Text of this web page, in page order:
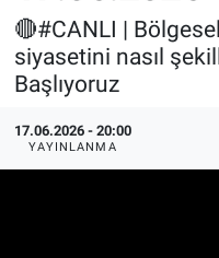
🔴#CANLI |
siyasetini nasıl
Başlıyoruz
17.06.2026 - 20:00
YAYINLANMA